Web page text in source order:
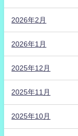
2026年2月
2026年1月
2025年12月
2025年11月
2025年10月